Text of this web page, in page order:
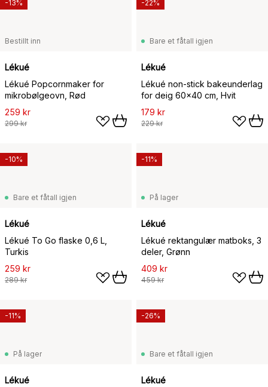
Bestillt inn
Lékué
Lékué Popcornmaker for
mikrobølgeovn, Rød
259 kr
299 kr
-13%
Bare et fåtall igjen
Lékué
Lékué non-stick bakeunderlag
for deig 60x40 cm, Hvit
179 kr
229 kr
-22%
Bare et fåtall igjen
Lékué
Lékué To Go flaske 0,6 L,
Turkis
259 kr
289 kr
-10%
På lager
Lékué
Lékué rektangulær matboks, 3
deler, Grønn
409 kr
459 kr
-11%
På lager
Lékué
-11%
Bare et fåtall igjen
Lékué
-26%